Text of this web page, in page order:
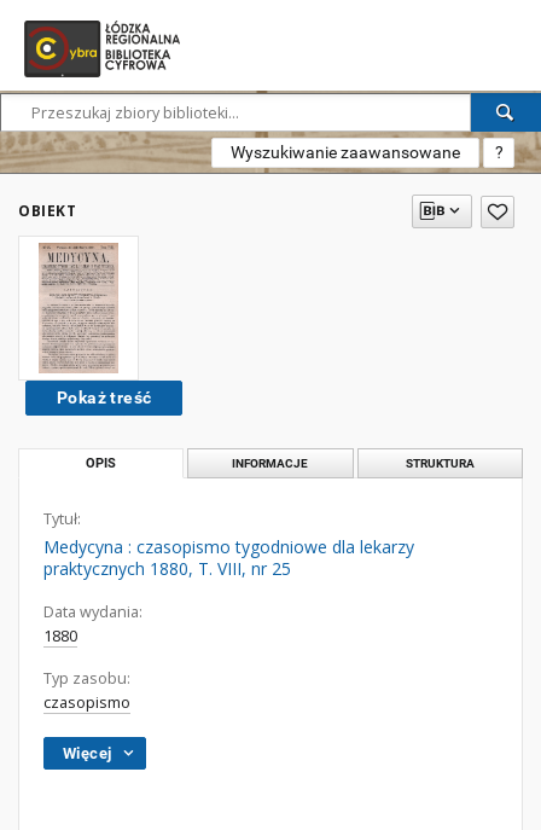
Wyszukiwanie zaawansowane ?
OBIEKT
Pokaż treść
OPIS INFORMACJE STRUKTURA
Tytuł:
Medycyna : czasopismo tygodniowe dla lekarzy
praktycznych 1880, T. VIII, nr 25
Data wydania:
1880
Typ zasobu:
czasopismo
Więcej